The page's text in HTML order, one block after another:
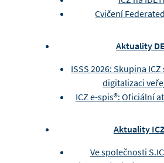
Cvičení
Aktuality
ISSS 2026: Skupina
digitalizaci
ICZ e-spis®: Oficiální
Aktuality
Ve společnosti